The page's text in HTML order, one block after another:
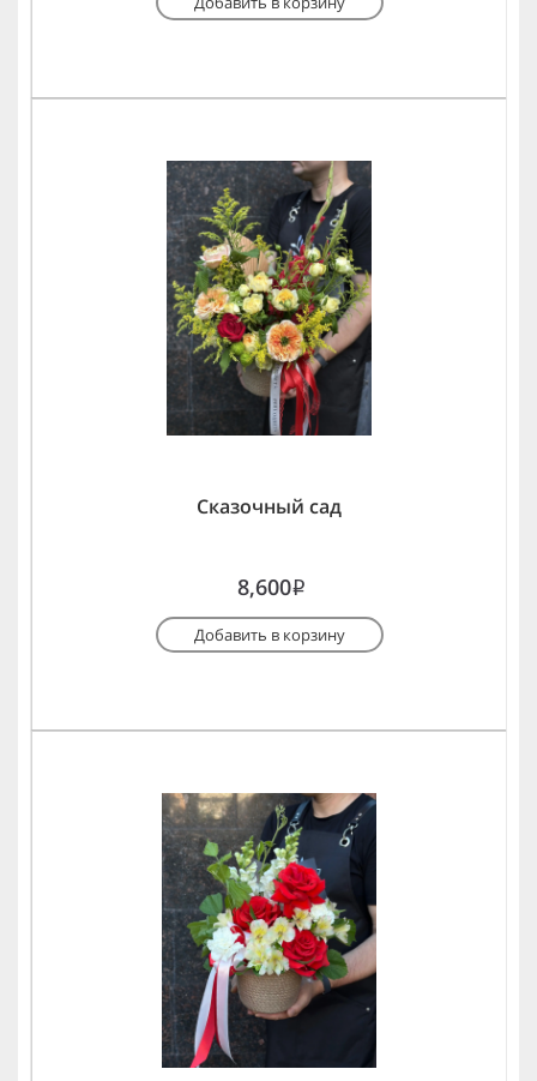
Сказочный сад
8,600i
Добавить в корзину